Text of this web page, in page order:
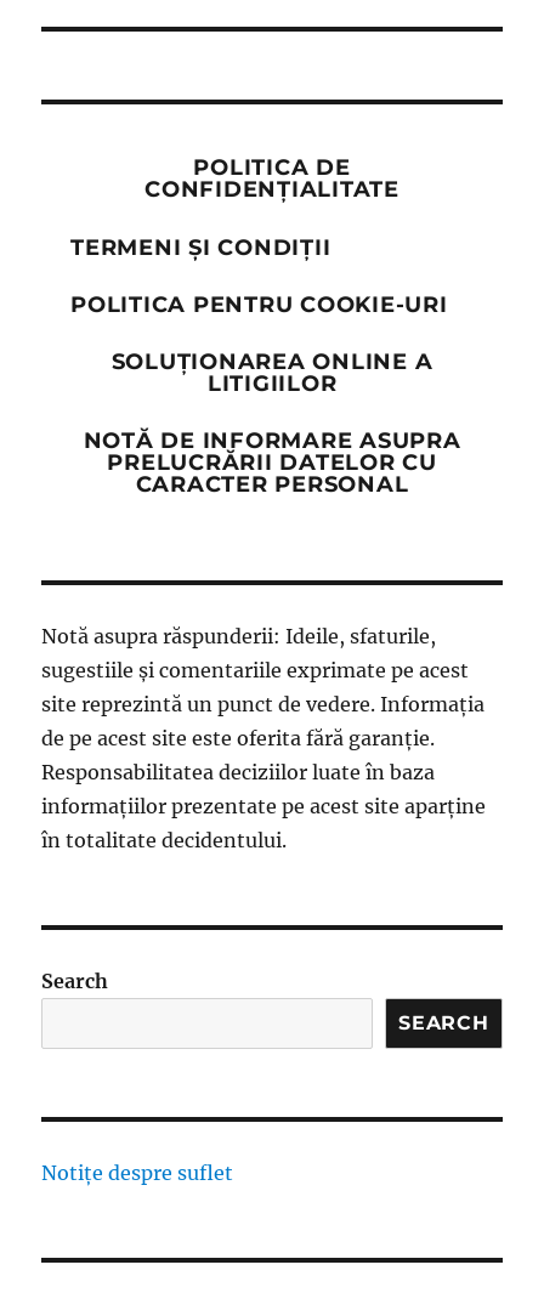
POLITICA DE
CONFIDENȚIALITATE
TERMENI ȘI CONDIȚII
POLITICA PENTRU COOKIE-URI
SOLUȚIONAREA ONLINE A
LITIGIILOR
NOTĂ DE INFORMARE ASUPRA
PRELUCRĂRII DATELOR CU
CARACTER PERSONAL
Notă asupra răspunderii: Ideile, sfaturile,
sugestiile și comentariile exprimate pe acest
site reprezintă un punct de vedere. Informația
de pe acest site este oferita fără garanție.
Responsabilitatea deciziilor luate în baza
informațiilor prezentate pe acest site aparține
în totalitate decidentului.
Search
SEARCH
Notițe despre suflet